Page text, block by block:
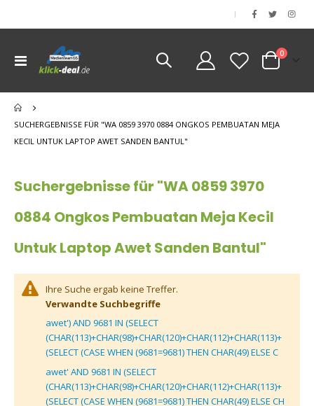
|
Navigation
umschalten
Cart
0Artikel
SUCHERGEBNISSE FÜR "WA 0859 3970 0884 ONGKOS PEMBUATAN MEJA
KECIL UNTUK LAPTOP AWET SANDEN BANTUL"
Suchergebnisse für "WA 0859 3970
0884 Ongkos Pembuatan Meja Kecil
Untuk Laptop Awet Sanden Bantul"
Ihre Suche ergab keine Treffer.
Verwandte Suchbegriffe
awet') AND 9681 IN (SELECT
(CHAR(113)+CHAR(98)+CHAR(120)+CHAR(112)+CHAR(113)+
(SELECT (CASE WHEN (9681=9681) THEN CHAR(49) ELSE C
awet' AND 9681 IN (SELECT
(CHAR(113)+CHAR(98)+CHAR(120)+CHAR(112)+CHAR(113)+
(SELECT (CASE WHEN (9681=9681) THEN CHAR(49) ELSE CH